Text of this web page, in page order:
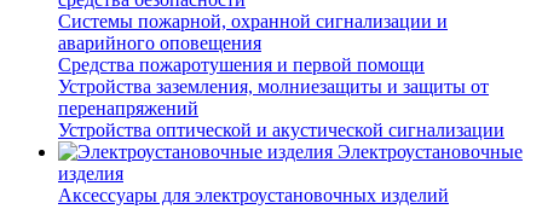
Системы пожарной, охранной сигнализации и
аварийного оповещения
Средства пожаротушения и первой помощи
Устройства заземления, молниезащиты и защиты от
перенапряжений
Устройства оптической и акустической сигнализации
Электроустановочные
изделия
Аксессуары для электроустановочных изделий